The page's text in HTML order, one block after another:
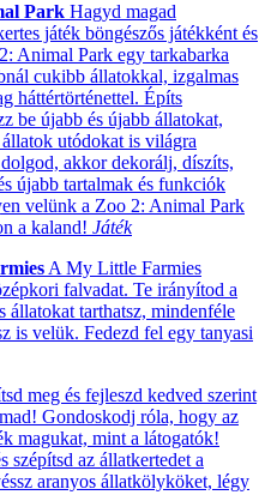
Park Hagyd magad
játék böngészős játékként és
Animal Park egy tarkabarka
cukibb állatokkal, izgalmas
háttértörténettel. Építs
be újabb és újabb állatokat,
utódokat is világra
akkor dekorálj, díszíts,
újabb tartalmak és funkciók
velünk a Zoo 2: Animal Park
a kaland! Játék
A My Little Farmies
falvadat. Te irányítod a
állatokat tarthatsz, mindenféle
is velük. Fedezd fel egy tanyasi
meg és fejleszd kedved szerint
Gondoskodj róla, hogy az
magukat, mint a látogatók!
szépítsd az állatkertedet a
aranyos állatkölyköket, légy